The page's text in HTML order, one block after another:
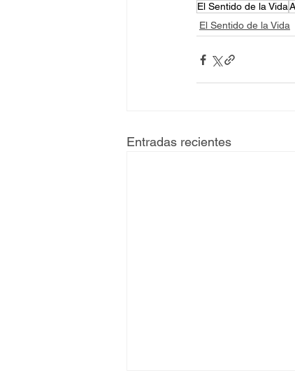
El Sentido de la Vida
El Sentido de la Vida
Entradas recientes